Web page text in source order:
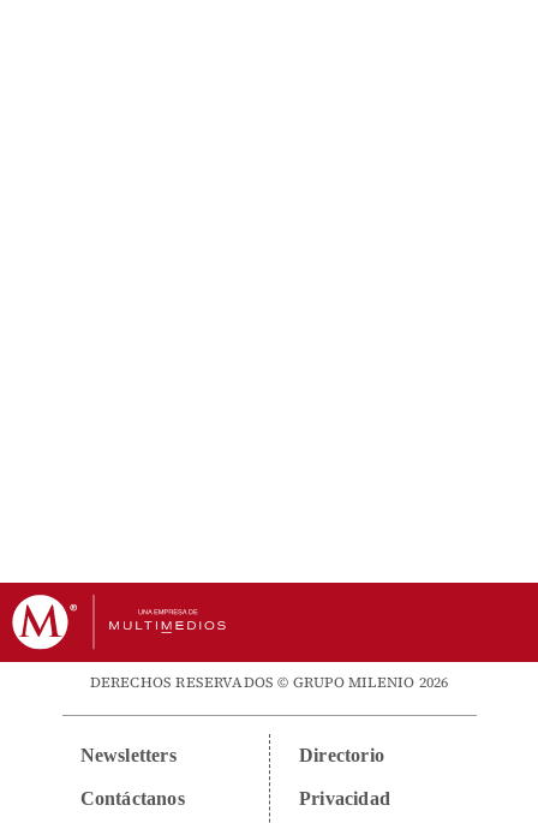
DERECHOS RESERVADOS © GRUPO MILENIO 2026
Newsletters
Contáctanos
Directorio
Privacidad